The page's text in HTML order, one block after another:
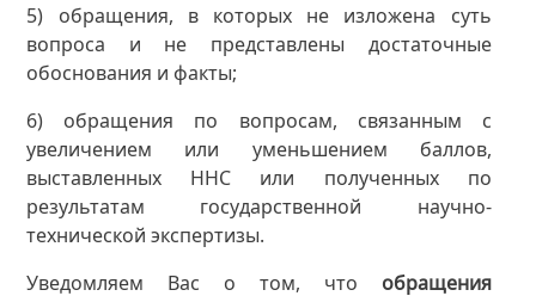
5) обращения, в которых не изложена суть
вопроса и не представлены достаточные
обоснования и факты;
6) обращения по вопросам, связанным с
увеличением или уменьшением баллов,
выставленных ННС или полученных по
результатам государственной научно-
технической экспертизы.
Уведомляем Вас о том, что обращения